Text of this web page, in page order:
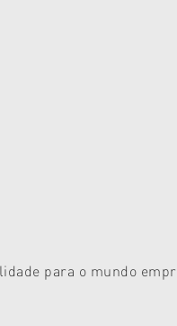
para o mundo